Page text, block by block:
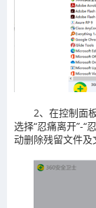
2、在控制面
选择“忍痛离开”-“
动删除残留文件及